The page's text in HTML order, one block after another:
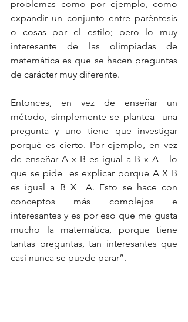
problemas como por ejemplo, como
expandir un conjunto entre paréntesis
o cosas por el estilo; pero lo muy
interesante de las olimpiadas de
matemática es que se hacen preguntas
de carácter muy diferente.
Entonces, en vez de enseñar un
método, simplemente se plantea  una
pregunta y uno tiene que investigar
porqué es cierto. Por ejemplo, en vez
de enseñar A x B es igual a B x A   lo
que se pide  es explicar porque A X B
es igual a B X  A. Esto se hace con
conceptos más complejos e
interesantes y es por eso que me gusta
mucho la matemática, porque tiene
tantas preguntas, tan interesantes que
casi nunca se puede parar”.